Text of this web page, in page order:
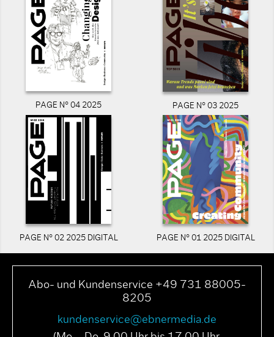
PAGE N° 04 2025 PAGE N° 03 2025
PAGE N° 02 2025 DIGITAL PAGE N° 01 2025 DIGITAL
Abo- und Kundenservice +49 731 88005-
8205
kundenservice@ebnermedia.de